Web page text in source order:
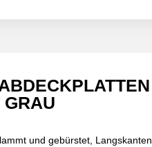
GRAU
und gebürstet, Langskanten